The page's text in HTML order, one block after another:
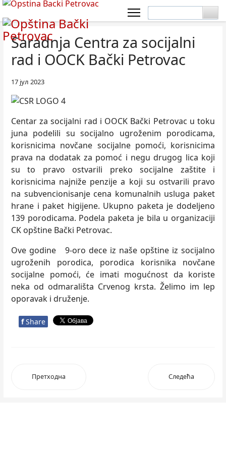
Saradnja Centra za socijalni
rad i OOCK Bački Petrovac
17 јул 2023
Centar za socijalni rad i OOCK Bački Petrovac u toku
juna podelili su socijalno ugroženim porodicama,
korisnicima novčane socijalne pomoći, korisnicima
prava na dodatak za pomoć i negu drugog lica koji
su to pravo ostvarili preko socijalne zaštite i
korisnicima najniže penzije a koji su ostvarili pravo
na subvencionisanje cena komunalnih usluga paket
hrane i paket higijene. Ukupno paketa je dodelјeno
139 porodicama. Podela paketa je bila u organizaciji
CK opštine Bački Petrovac.
Ove godine 9-oro dece iz naše opštine iz socijalno
ugroženih porodica, porodica korisnika novčane
socijalne pomoći, će imati mogućnost da koriste
neka od odmarališta Crvenog krsta. Želimo im lep
oporavak i druženje.
f Share
Претходна Следећа